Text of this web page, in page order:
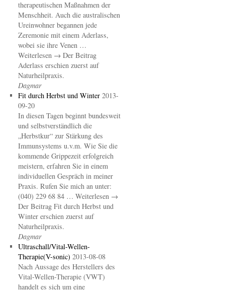
therapeutischen Maßnahmen der
Menschheit. Auch die australischen
Ureinwohner begannen jede
Zeremonie mit einem Aderlass,
wobei sie ihre Venen …
Weiterlesen → Der Beitrag
Aderlass erschien zuerst auf
Naturheilpraxis.
Dagmar
Fit durch Herbst und Winter 2013-
09-20
In diesen Tagen beginnt bundesweit
und selbstverständlich die
„Herbstkur“ zur Stärkung des
Immunsystems u.v.m. Wie Sie die
kommende Grippezeit erfolgreich
meistern, erfahren Sie in einem
individuellen Gespräch in meiner
Praxis. Rufen Sie mich an unter:
(040) 229 68 84 … Weiterlesen →
Der Beitrag Fit durch Herbst und
Winter erschien zuerst auf
Naturheilpraxis.
Dagmar
Ultraschall/Vital-Wellen-
Therapie(V-sonic) 2013-08-08
Nach Aussage des Herstellers des
Vital-Wellen-Therapie (VWT)
handelt es sich um eine